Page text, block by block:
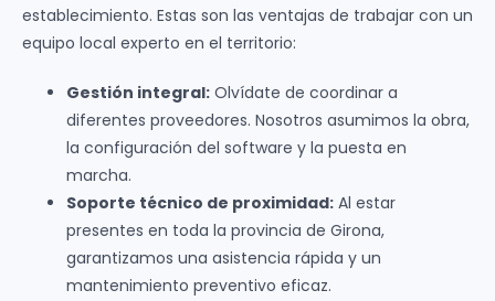
establecimiento. Estas son las ventajas de trabajar con un
equipo local experto en el territorio:
Gestión integral: Olvídate de coordinar a
diferentes proveedores. Nosotros asumimos la obra,
la configuración del software y la puesta en
marcha.
Soporte técnico de proximidad: Al estar
presentes en toda la provincia de Girona,
garantizamos una asistencia rápida y un
mantenimiento preventivo eficaz.